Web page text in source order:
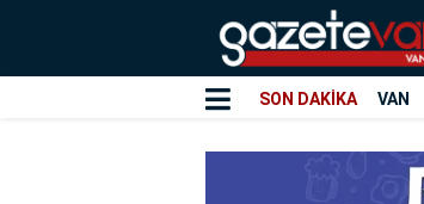
SON DAKİKA VAN